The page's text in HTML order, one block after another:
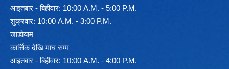
आइतबार - बिहीवार: 10:00 A.M. - 5:00 P.M.
शुक्रवार: 10:00 A.M. - 3:00 P.M.
जाडोयाम
कार्त्तिक देखि माघ सम्म
आइतबार - बिहीवार: 10:00 A.M. - 4:00 P.M.